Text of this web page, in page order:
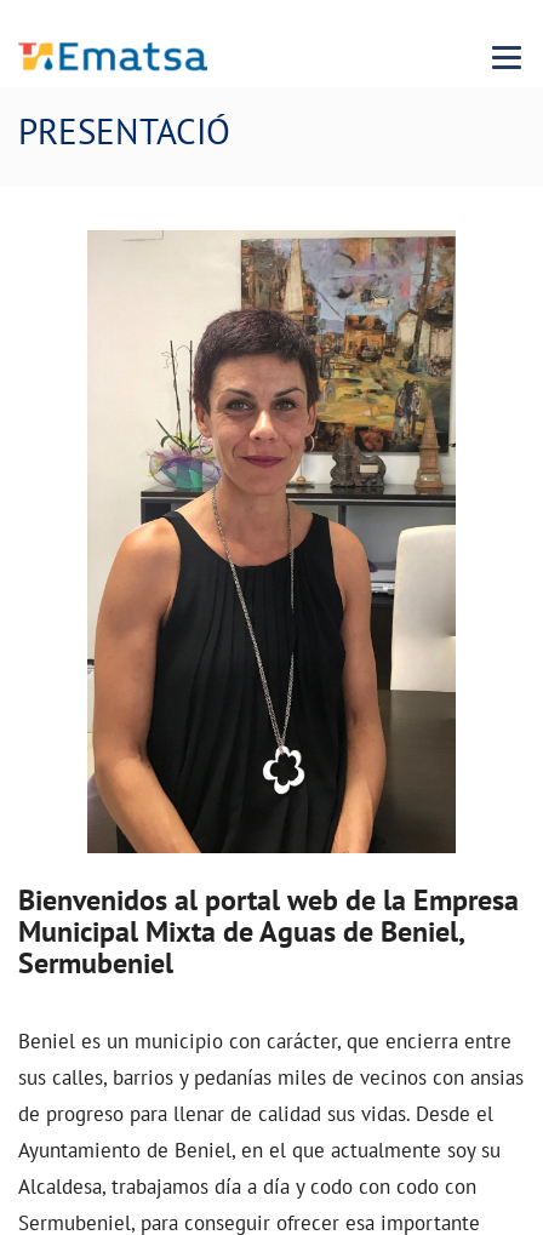
Menu
PRESENTACIÓ
Bienvenidos al portal web de la Empresa
Municipal Mixta de Aguas de Beniel,
Sermubeniel
Beniel es un municipio con carácter, que encierra entre
sus calles, barrios y pedanías miles de vecinos con ansias
de progreso para llenar de calidad sus vidas. Desde el
Ayuntamiento de Beniel, en el que actualmente soy su
Alcaldesa, trabajamos día a día y codo con codo con
Sermubeniel, para conseguir ofrecer esa importante